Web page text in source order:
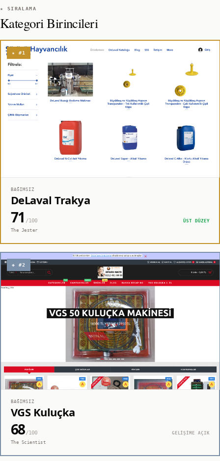
★ SIRALAMA
Kategori Birincileri
★ #1
BAĞIMSIZ
DeLaval Trakya
71 /100
ÜST DÜZEY
The Jester
◈ #2
BAĞIMSIZ
VGS Kuluçka
68/100
GELİŞİME AÇIK
The Scientist